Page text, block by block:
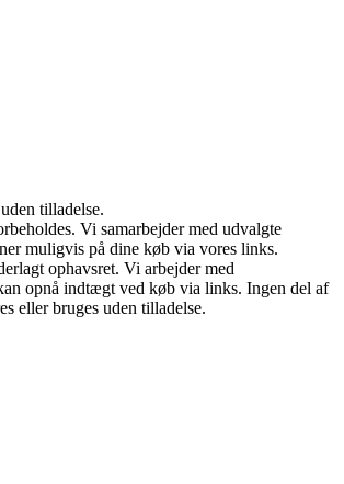
tilladelse.
Vi samarbejder med udvalgte
muligvis på dine køb via vores links.
ophavsret. Vi arbejder med
opnå indtægt ved køb via links. Ingen del af
eller bruges uden tilladelse.